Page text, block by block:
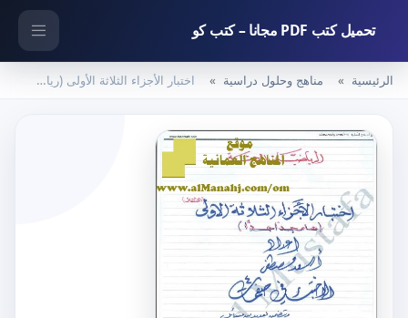
تحميل كتب PDF مجانا – كتب كو
الرئيسية مناهج وحلول دراسية اختبار الأجزاء الثلاثة الأولى (رياضيات بحتة) الثاني عشر